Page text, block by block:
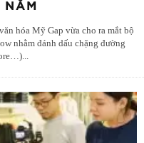
hóa Mỹ Gap vừa cho ra mắt bộ
nhằm đánh dấu chặng đường
...